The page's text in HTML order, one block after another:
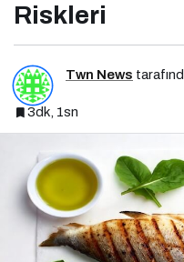
Riskleri
Twn News
3dk, 1sn